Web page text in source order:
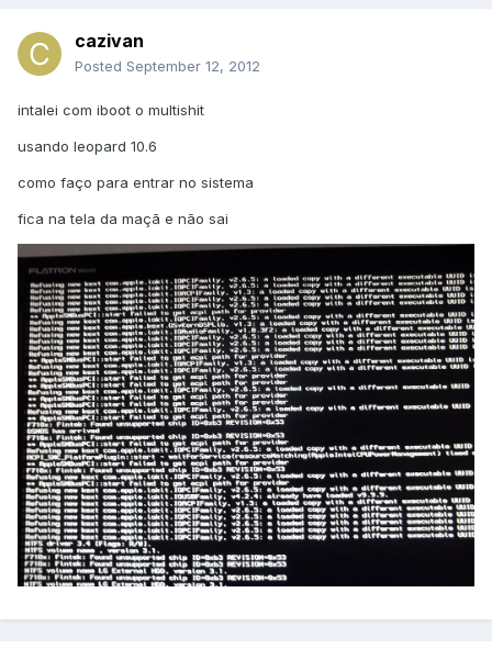
cazivan
Posted September 12, 2012
intalei com iboot o multishit
usando leopard 10.6
como faço para entrar no sistema
fica na tela da maçã e não sai